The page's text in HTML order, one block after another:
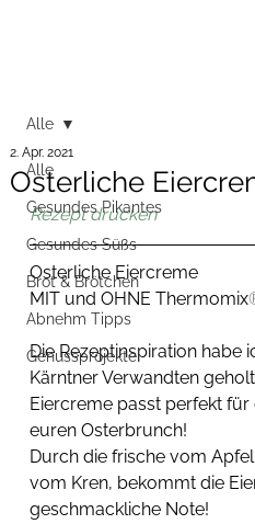
Alle
Gesundes Pikantes
Gesundes Süßs
Brot & Brötchen
Abnehm Tipps
Genussprojekte
Alle
Osterliche
2. Apr. 2021
Rezept drucken
Osterliche Eiercreme
MIT und OHNE Thermomix
Die Rezeptinspiration habe
Kärntner Verwandten
Eiercreme passt perfekt
euren Osterbrunch!
Durch die frische vom
vom Kren, bekommt die
geschmackliche Note!